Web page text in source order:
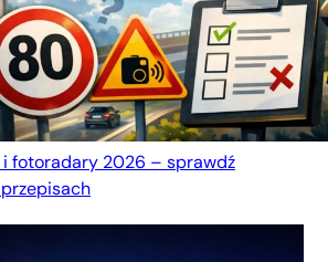
i fotoradary 2026 – sprawdź